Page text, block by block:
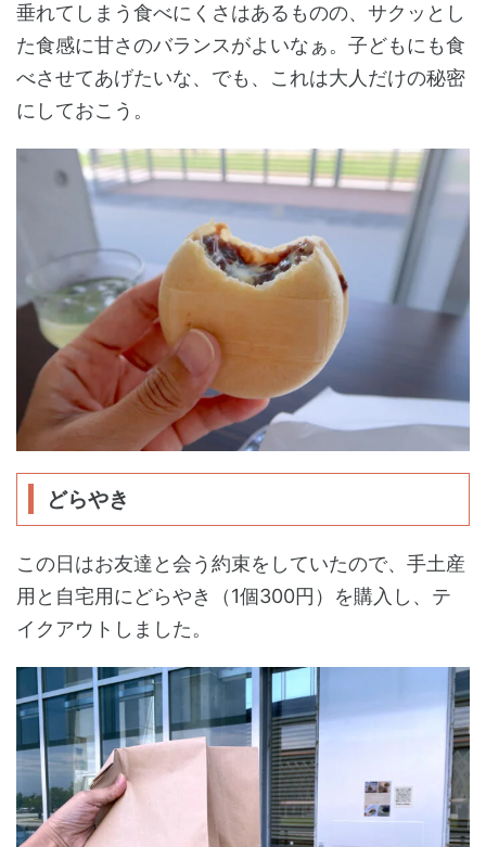
垂れてしまう食べにくさはあるものの、サクッとし
た食感に甘さのバランスがよいなぁ。子どもにも食
べさせてあげたいな、でも、これは大人だけの秘密
にしておこう。
どらやき
この日はお友達と会う約束をしていたので、手土産
用と自宅用にどらやき（1個300円）を購入し、テ
イクアウトしました。